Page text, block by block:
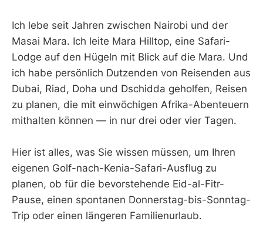
Ich lebe seit Jahren zwischen Nairobi und der
Masai Mara. Ich leite Mara Hilltop, eine Safari-
Lodge auf den Hügeln mit Blick auf die Mara. Und
ich habe persönlich Dutzenden von Reisenden aus
Dubai, Riad, Doha und Dschidda geholfen, Reisen
zu planen, die mit einwöchigen Afrika-Abenteuern
mithalten können — in nur drei oder vier Tagen.
Hier ist alles, was Sie wissen müssen, um Ihren
eigenen Golf-nach-Kenia-Safari-Ausflug zu
planen, ob für die bevorstehende Eid-al-Fitr-
Pause, einen spontanen Donnerstag-bis-Sonntag-
Trip oder einen längeren Familienurlaub.